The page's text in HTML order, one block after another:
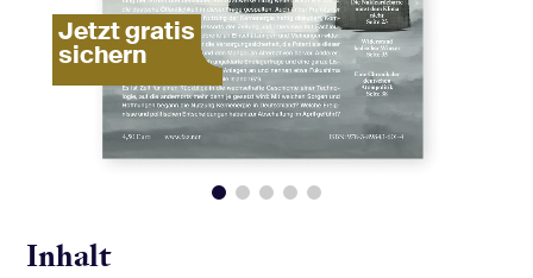
Jetzt gratis
sichern
Inhalt